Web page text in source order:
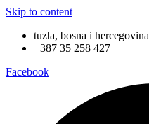
Skip to content
tuzla, bosna i hercegovina
+387 35 258 427
Facebook